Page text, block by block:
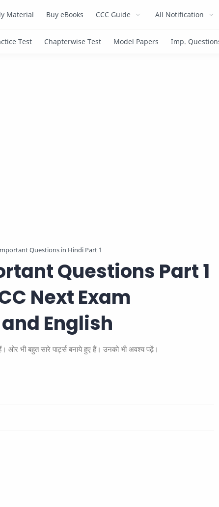
Material Buy eBooks CCC Guide All Notification
Questions in Hindi Part 1
Questions Part 1
Next Exam
English
भी बहुत सारे पार्ट्स बनाये हुए हैं। उनको भी अवश्य पढ़ें।